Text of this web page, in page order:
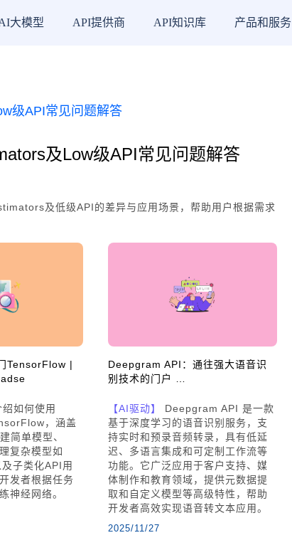
大模型 API提供商 API知识库 产品和服务
及Low级API常见问题解答
及低级API的差异与应用场景，帮助用户根据需求
TensorFlow |
如何使用
，涵盖
简单模型、
复杂模型如
子类化API用
发者根据任务
神经网络。
Deepgram API：通往强大语音识
别技术的门户 …
【AI驱动】
Deepgram API 是一款
基于深度学习的语音识别服务，支
持实时和预录音频转录，具有低延
迟、多语言集成和可定制工作流等
功能。它广泛应用于客户支持、媒
体制作和教育领域，提供元数据提
取和自定义模型等高级特性，帮助
开发者高效实现语音转文本应用。
2025/11/27